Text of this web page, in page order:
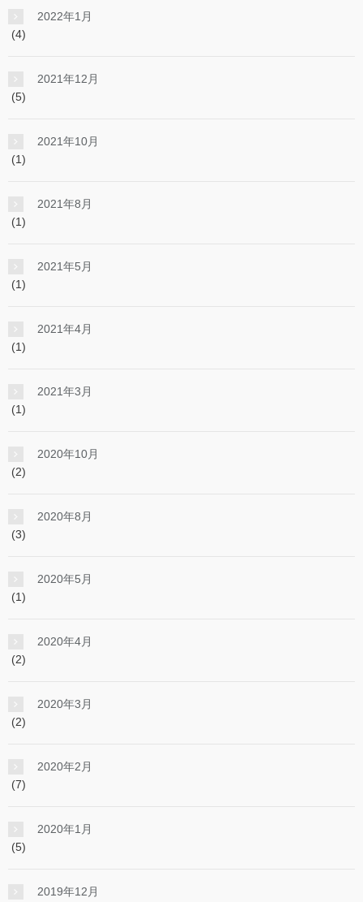
2022年1月
(4)
2021年12月
(5)
2021年10月
(1)
2021年8月
(1)
2021年5月
(1)
2021年4月
(1)
2021年3月
(1)
2020年10月
(2)
2020年8月
(3)
2020年5月
(1)
2020年4月
(2)
2020年3月
(2)
2020年2月
(7)
2020年1月
(5)
2019年12月